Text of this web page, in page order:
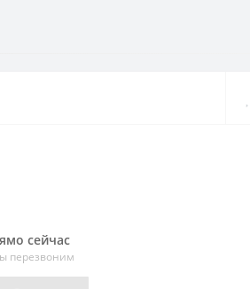
сейчас
перезвоним